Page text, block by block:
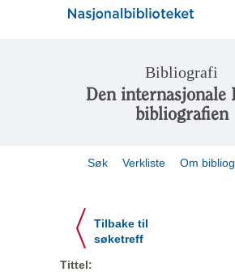
Bibliografi
Den internasjonale
bibliografien
Søk Verkliste Om
Tilbake til
søketreff
Tittel: